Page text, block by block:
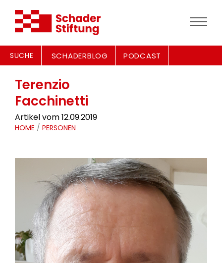
SUCHE SCHADERBLOG PODCAST
Terenzio
Facchinetti
Artikel vom 12.09.2019
HOME / PERSONEN